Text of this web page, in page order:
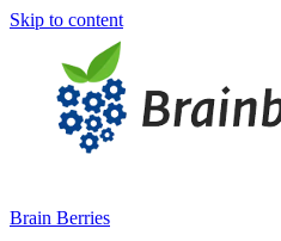
Skip to content
Brain Berries